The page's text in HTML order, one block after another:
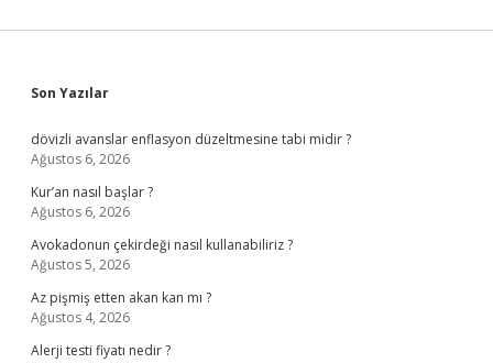
Sidebar
Son Yazılar
dövizli avanslar enflasyon düzeltmesine tabi midir ?
Ağustos 6, 2026
Kur’an nasıl başlar ?
Ağustos 6, 2026
Avokadonun çekirdeği nasıl kullanabiliriz ?
Ağustos 5, 2026
Az pişmiş etten akan kan mı ?
Ağustos 4, 2026
Alerji testi fiyatı nedir ?